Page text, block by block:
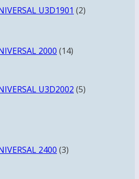
U3D1901 2товара
2000 1414
U3D2002 5товаров
2400 3товара